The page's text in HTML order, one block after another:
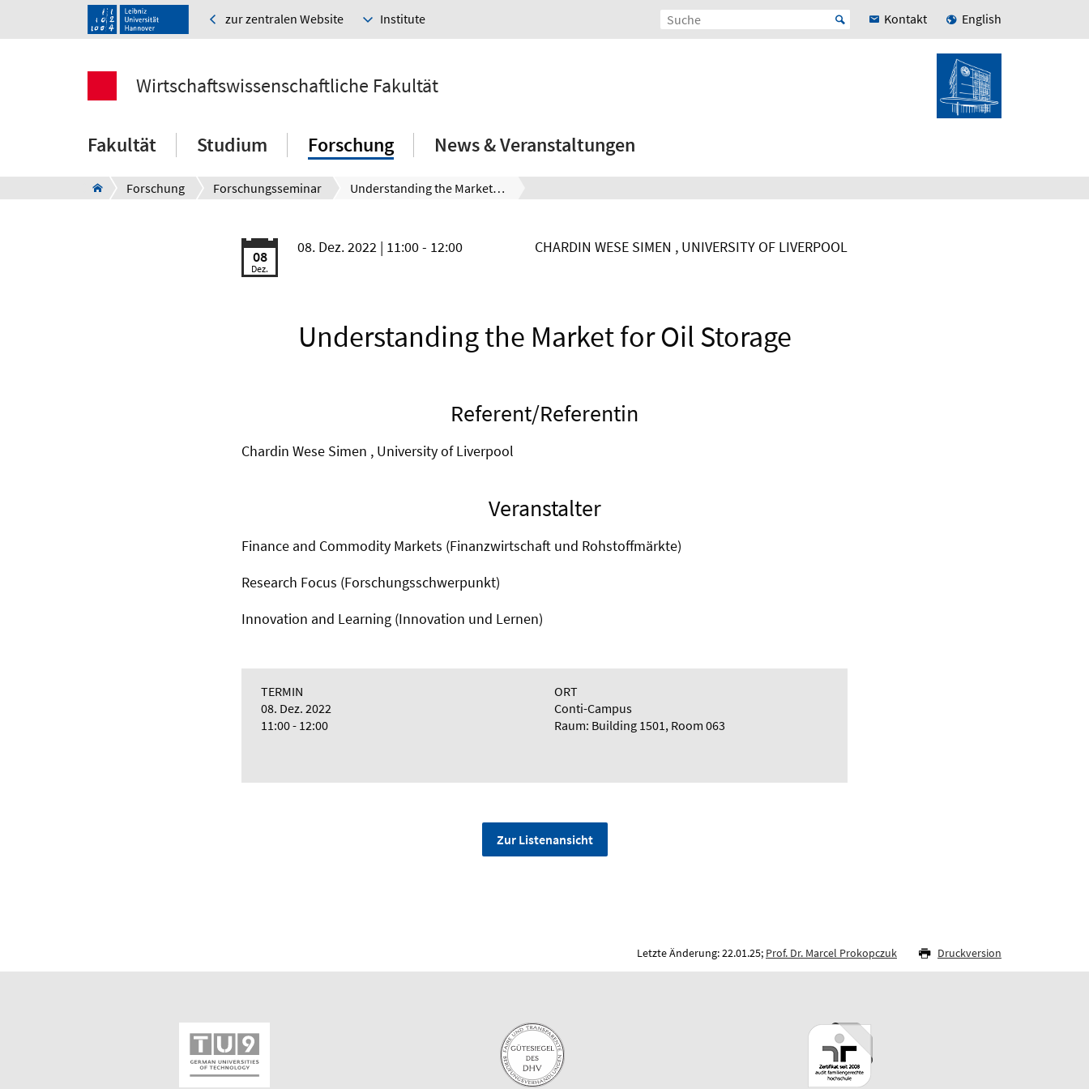
zur zentralen Website Institute Kontakt English
Wirtschaftswissenschaftliche Fakultät
Fakultät Studium Forschung News & Veranstaltungen
Forschung Forschungsseminar Understanding the Market for Oil Storage
08
Dez.
08. Dez. 2022 | 11:00 - 12:00 CHARDIN WESE SIMEN , UNIVERSITY OF LIVERPOOL
Understanding the Market for Oil Storage
Referent/Referentin
Chardin Wese Simen , University of Liverpool
Veranstalter
Finance and Commodity Markets (Finanzwirtschaft und Rohstoffmärkte)
Research Focus (Forschungsschwerpunkt)
Innovation and Learning (Innovation und Lernen)
TERMIN
08. Dez. 2022
11:00 - 12:00
ORT
Conti-Campus
Raum: Building 1501, Room 063
Zur Listenansicht
Letzte Änderung: 22.01.25; Prof. Dr. Marcel Prokopczuk Druckversion